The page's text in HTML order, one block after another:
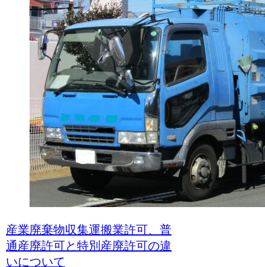
産業廃棄物収集運搬業許可、普
通産廃許可と特別産廃許可の違
いについて